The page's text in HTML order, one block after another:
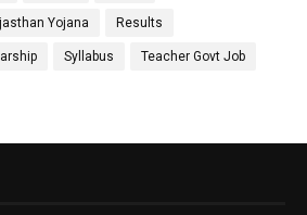
Yojana Results
Syllabus Teacher Govt Job